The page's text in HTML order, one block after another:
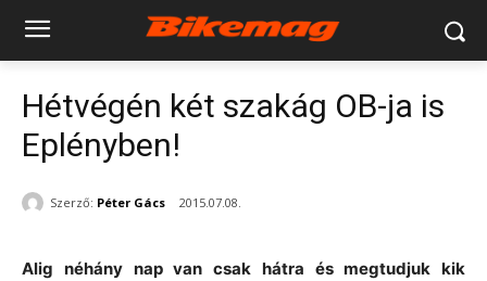
Hétvégén két szakág OB-ja is
Eplényben!
Szerző: Péter Gács 2015.07.08.
Alig néhány nap van csak hátra és megtudjuk kik